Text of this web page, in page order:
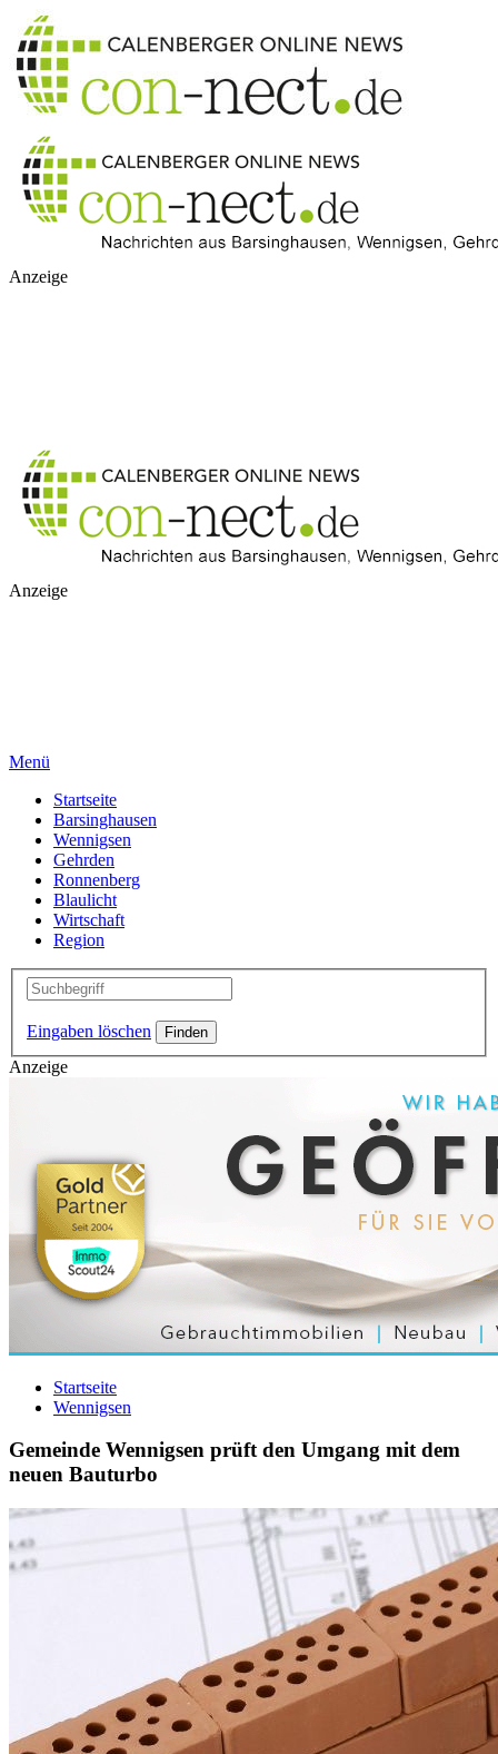
Anzeige
Anzeige
Menü
Startseite
Barsinghausen
Wennigsen
Gehrden
Ronnenberg
Blaulicht
Wirtschaft
Region
Eingaben löschen
Anzeige
Startseite
Wennigsen
Gemeinde Wennigsen prüft den Umgang mit dem
neuen Bauturbo